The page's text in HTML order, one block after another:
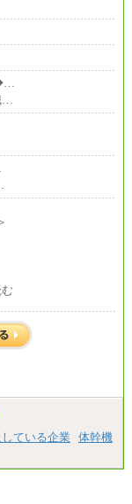
…
円（※5）
（※5）
神奈川県
賀県
馬県、長野県、新
広島県、山口県、
ている企業
体幹機